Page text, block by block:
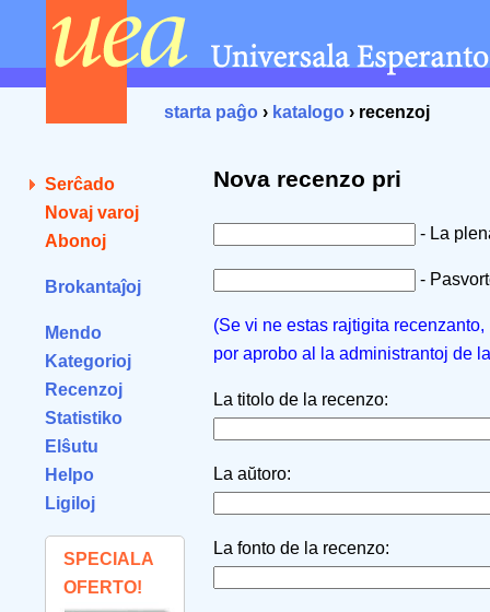
starta paĝo › katalogo › recenzoj
Serĉado
Novaj varoj
Abonoj
Brokantaĵoj
Mendo
Kategorioj
Recenzoj
Statistiko
Elŝutu
Helpo
Ligiloj
SPECIALA
OFERTO!
Nova recenzo pri
- La
-
(Se vi ne estas rajtigita
por aprobo al la administrantoj de
La titolo de la recenzo:
La aŭtoro:
La fonto de la recenzo: